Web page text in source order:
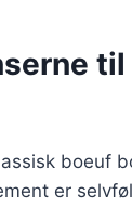
boeuf
er